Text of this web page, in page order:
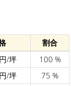
割合
/坪
100 %
/坪
75 %